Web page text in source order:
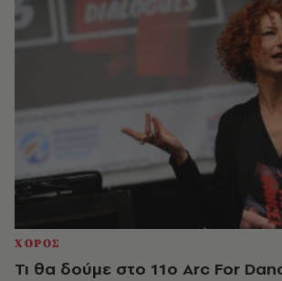
ΧΟΡΟΣ
Τι θα δούμε στο 11ο Arc For